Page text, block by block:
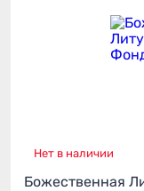
Нет в наличии
Божественная